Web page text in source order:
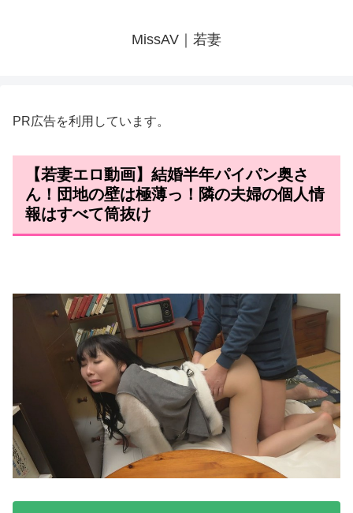
MissAV｜若妻
PR広告を利用しています。
【若妻エロ動画】結婚半年パイパン奥さ
ん！団地の壁は極薄っ！隣の夫婦の個人情
報はすべて筒抜け